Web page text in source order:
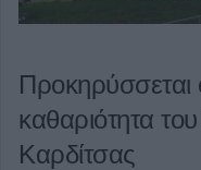
Προκηρύσσεται
καθαριότητα
Καρδίτσας